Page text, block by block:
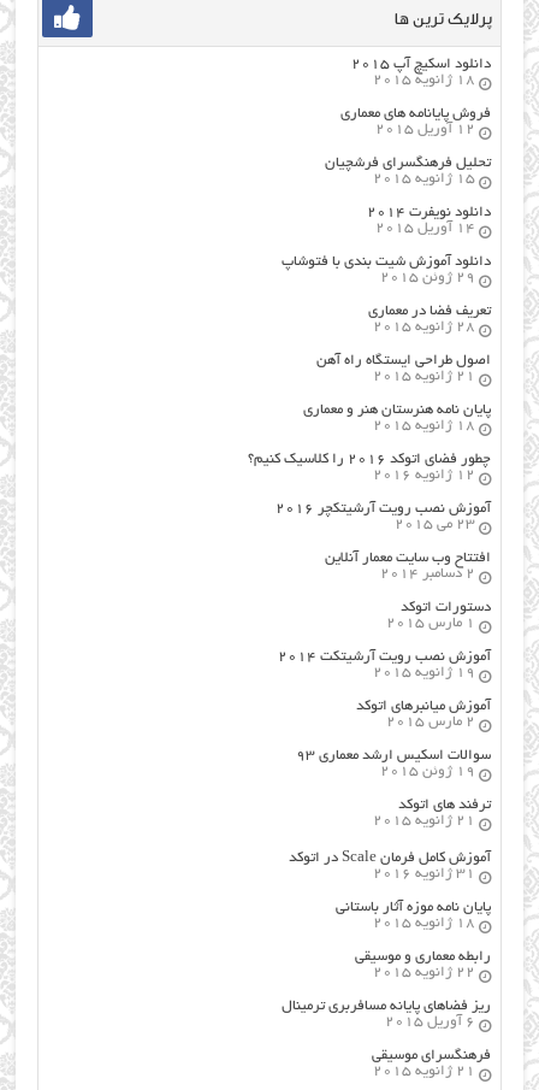
پرلایک ترین ها
دانلود اسکیچ آپ ۲۰۱۵
18 ژانویه 2015
فروش پایانامه های معماری
12 آوریل 2015
تحلیل فرهنگسرای فرشچیان
15 ژانویه 2015
دانلود نویفرت ۲۰۱۴
14 آوریل 2015
دانلود آموزش شیت بندی با فتوشاپ
29 ژوئن 2015
تعریف فضا در معماری
28 ژانویه 2015
اصول طراحي ایستگاه راه آهن
21 ژانویه 2015
پایان نامه هنرستان هنر و معماري
18 ژانویه 2015
چطور فضای اتوکد ۲۰۱۶ را کلاسیک کنیم؟
12 ژانویه 2016
آموزش نصب رویت آرشیتکچر ۲۰۱۶
23 می 2015
افتتاح وب سایت معمار آنلاین
2 دسامبر 2014
دستورات اتوکد
1 مارس 2015
آموزش نصب رویت آرشیتکت ۲۰۱۴
19 ژانویه 2015
آموزش میانبرهای اتوکد
2 مارس 2015
سوالات اسکیس ارشد معماری ۹۳
19 ژوئن 2015
ترفند های اتوکد
21 ژانویه 2015
آموزش کامل فرمان Scale در اتوکد
31 ژانویه 2016
پایان نامه موزه آثار باستانی
18 ژانویه 2015
رابطه معماری و موسیقی
22 ژانویه 2015
ریز فضاهای پایانه مسافربری ترمینال
6 آوریل 2015
فرهنگسراي موسيقي
21 ژانویه 2015